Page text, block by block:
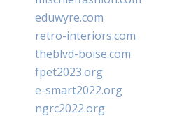
eduwyre.com
retro-interiors.com
theblvd-boise.com
fpet2023.org
e-smart2022.org
ngrc2022.org